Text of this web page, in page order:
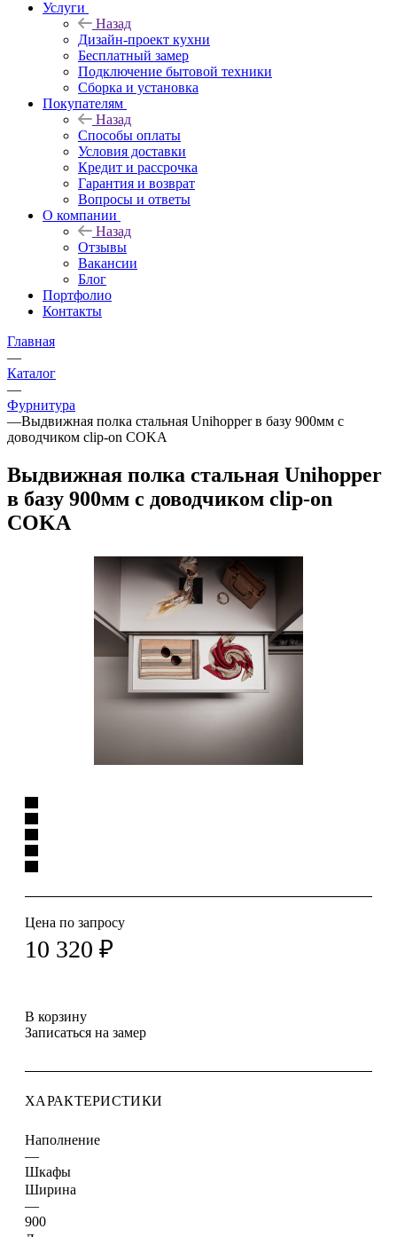
Услуги
Назад
Дизайн-проект кухни
Бесплатный замер
Подключение бытовой техники
Сборка и установка
Покупателям
Назад
Способы оплаты
Условия доставки
Кредит и рассрочка
Гарантия и возврат
Вопросы и ответы
О компании
Назад
Отзывы
Вакансии
Блог
Портфолио
Контакты
Главная
—
Каталог
—
Фурнитура
—Выдвижная полка стальная Unihopper в базу 900мм с
доводчиком clip-on COKA
Выдвижная полка стальная Unihopper
в базу 900мм с доводчиком clip-on
COKA
Цена по запросу
10 320 ₽
В корзину
Записаться на замер
ХАРАКТЕРИСТИКИ
Наполнение
—
Шкафы
Ширина
—
900